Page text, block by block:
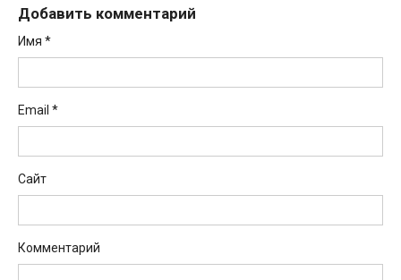
Добавить комментарий
Имя *
Email *
Сайт
Комментарий